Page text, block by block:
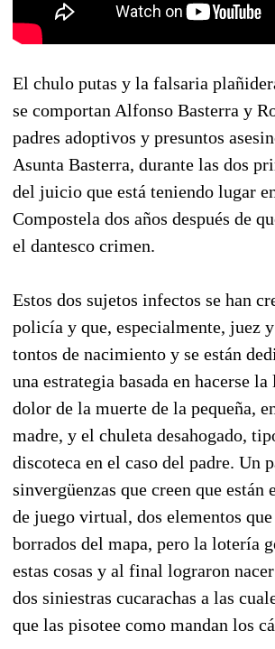
El chulo putas y la falsaria
se comportan Alfonso Basterra y
padres adoptivos y presuntos
Asunta Basterra, durante las dos
del juicio que está teniendo lugar
Compostela dos años después de
el dantesco crimen.
Estos dos sujetos infectos se han
policía y que, especialmente, juez
tontos de nacimiento y se están
una estrategia basada en hacerse
dolor de la muerte de la pequeña,
madre, y el chuleta desahogado,
discoteca en el caso del padre. Un
sinvergüenzas que creen que están
de juego virtual, dos elementos
borrados del mapa, pero la lotería
estas cosas y al final lograron
dos siniestras cucarachas a las
que las pisotee como mandan los